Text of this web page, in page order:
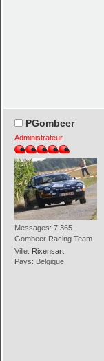
PGombeer
Administrateur
Messages: 7 365
Gombeer Racing Team
Ville: Rixensart
Pays: Belgique